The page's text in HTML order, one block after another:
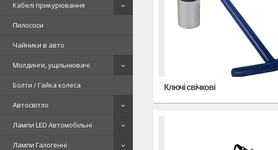
Кабелі прикурювання
Пилососи
Чайники в авто
Молдинги, ущільнювачі
Болти / Гайка колеса
Автосвітло
Лампи LED Автомобільні
Лампи Галогенні
Ключі свічкові